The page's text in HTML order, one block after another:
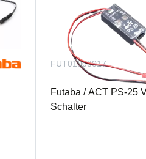
FUT01008017
Futaba / ACT PS-25
Schalter